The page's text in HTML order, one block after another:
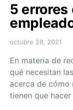
5 errores
octubre 28, 2021
En materia de
qué necesitan
acerca de cómo
tienen que